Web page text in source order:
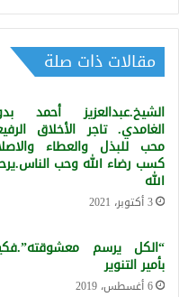
وله.
مقالات ذات صلة
الشيخ.عبدالعزيز أحمد
الغامدي. تاجر الأخلاق
محب للبذل والعطاء
كسب رضاء الله وحب
الله
3 أكتوبر، 2021
“الكل يرسم
بأمير التنوير
6 أغسطس، 2019